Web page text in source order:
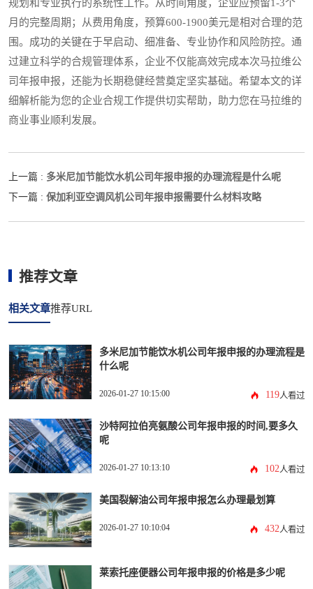
规划和专业执行的系统性工作。从时间角度，企业应预留1-3个
月的完整周期；从费用角度，预算600-1900美元是相对合理的范
围。成功的关键在于早启动、细准备、专业协作和风险防控。通
过建立科学的合规管理体系，企业不仅能高效完成本次马拉维公
司年报申报，还能为长期稳健经营奠定坚实基础。希望本文的详
细解析能为您的企业合规工作提供切实帮助，助力您在马拉维的
商业事业顺利发展。
上一篇 : 多米尼加节能饮水机公司年报申报的办理流程是什么呢
下一篇 : 保加利亚空调风机公司年报申报需要什么材料攻略
推荐文章
相关文章推荐URL
多米尼加节能饮水机公司年报申报的办理流程是
什么呢
2026-01-27 10:15:00 119人看过
沙特阿拉伯亮氨酸公司年报申报的时间,要多久
呢
2026-01-27 10:13:10 102人看过
美国裂解油公司年报申报怎么办理最划算
2026-01-27 10:10:04 432人看过
莱索托座便器公司年报申报的价格是多少呢